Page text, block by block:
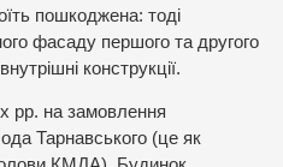
пошкоджена: тоді
фасаду першого та другого
конструкції.
рр. на замовлення
Тарнавського (це як